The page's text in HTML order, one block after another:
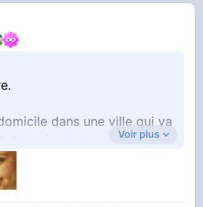
dans une ville qui va
deux équipes.
Voir plus